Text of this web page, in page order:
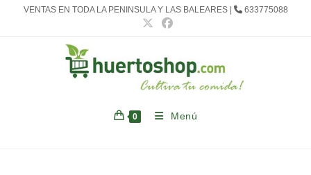
VENTAS EN TODA LA PENINSULA Y LAS BALEARES | 633775088
0 Menú